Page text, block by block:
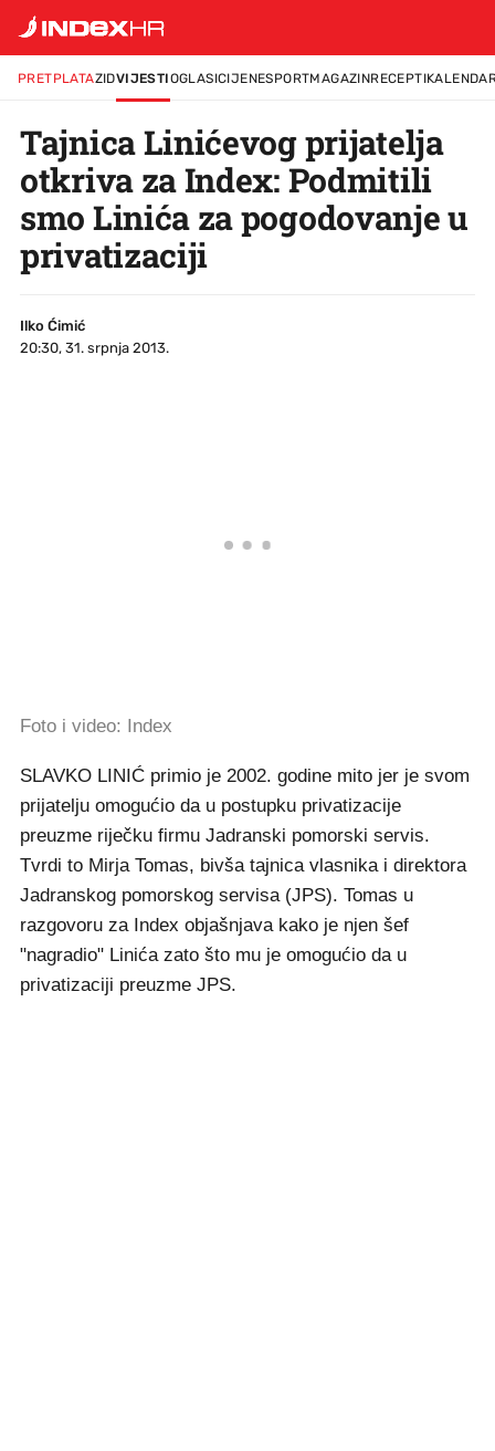
PRETPLATAZIDVIJESTIOGLASICIJENESPORTMAGAZINRECEPTI
Tajnica Linićevog prijatelja
otkriva za Index: Podmitili
smo Linića za pogodovanje u
privatizaciji
Ilko Ćimić
20:30, 31. srpnja 2013.
Foto i video: Index
SLAVKO LINIĆ primio je 2002. godine mito jer je svom
prijatelju omogućio da u postupku privatizacije
preuzme riječku firmu Jadranski pomorski servis.
Tvrdi to Mirja Tomas, bivša tajnica vlasnika i direktora
Jadranskog pomorskog servisa (JPS). Tomas u
razgovoru za Index objašnjava kako je njen šef
"nagradio" Linića zato što mu je omogućio da u
privatizaciji preuzme JPS.